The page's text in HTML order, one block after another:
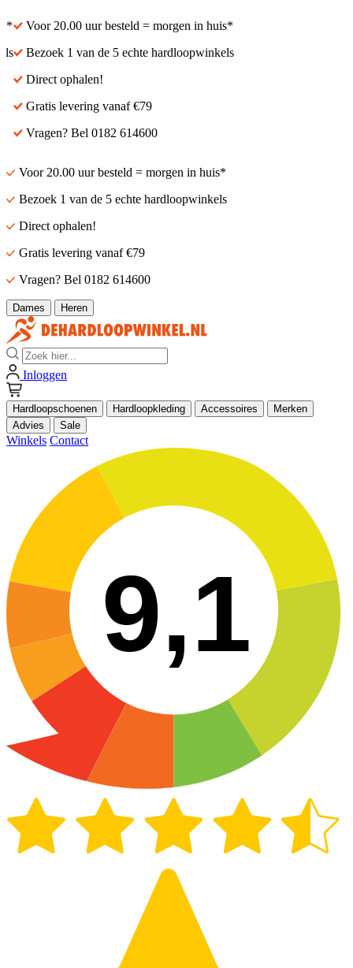
Voor 20.00 uur besteld = morgen in huis*
Bezoek 1 van de 5 echte hardloopwinkels
Direct ophalen!
Gratis levering vanaf €79
Vragen? Bel 0182 614600
Voor 20.00 uur besteld = morgen in huis*
Bezoek 1 van de 5 echte hardloopwinkels
Direct ophalen!
Gratis levering vanaf €79
Vragen? Bel 0182 614600
Dames Heren
Zoek
Inloggen
Hardloopschoenen Hardloopkleding Accessoires
Merken
Advies
Sale
Winkels Contact
9,1